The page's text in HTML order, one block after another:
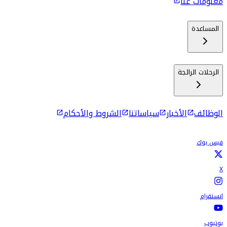
المساعدة
الرحلات الرائجة
الوظائف الأخبار سياساتنا الشروط والأحكام
فيس بوك
X
انستقرام
يوتيوب